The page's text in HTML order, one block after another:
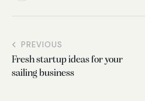
PREVIOUS
Fresh startup ideas for your
sailing business